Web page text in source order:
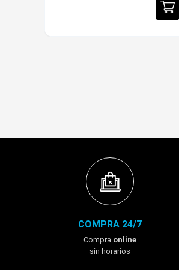
COMPRA 24/7
Compra online
sin horarios